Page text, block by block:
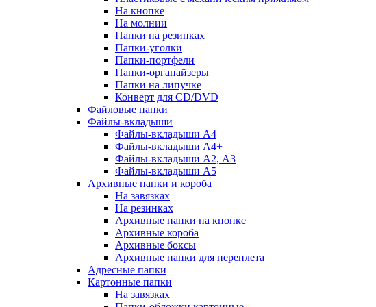
На кнопке
На молнии
Папки на резинках
Папки-уголки
Папки-портфели
Папки-органайзеры
Папки на липучке
Конверт для CD/DVD
Файловые папки
Файлы-вкладыши
Файлы-вкладыши А4
Файлы-вкладыши А4+
Файлы-вкладыши А2, А3
Файлы-вкладыши А5
Архивные папки и короба
На завязках
На резинках
Архивные папки на кнопке
Архивные короба
Архивные боксы
Архивные папки для переплета
Адресные папки
Картонные папки
На завязках